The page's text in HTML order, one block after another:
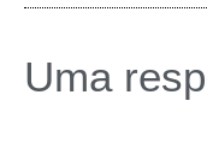
Uma